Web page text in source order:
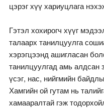
цэрэг хүү хариуцлага
Гэтэл хохирогч хүүг
талаарх танилцуулга
хэрэгцээнд ашигласан
танилцуулгад амь алдсан
үсэг, нас, нийгмийн
Хамгийн ой гутам нь
хамааралтай гэж